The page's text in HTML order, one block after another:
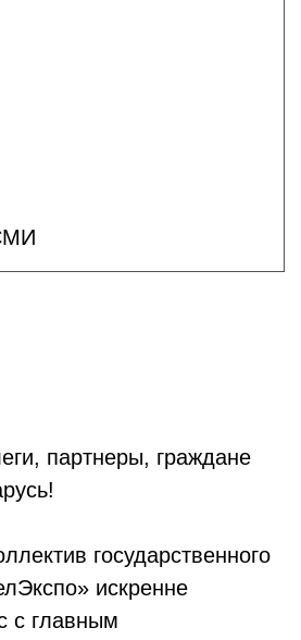
партнеры, граждане
государственного
искренне
с главным